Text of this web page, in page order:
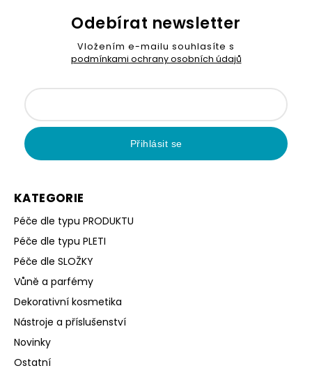
KATEGORIE
Péče dle typu PRODUKTU
Péče dle typu PLETI
Péče dle SLOŽKY
Vůně a parfémy
Dekorativní kosmetika
Nástroje a příslušenství
Novinky
Ostatní
Odebírat newsletter
Vložením e-mailu souhlasíte s
podmínkami ochrany osobních údajů
Přihlásit se